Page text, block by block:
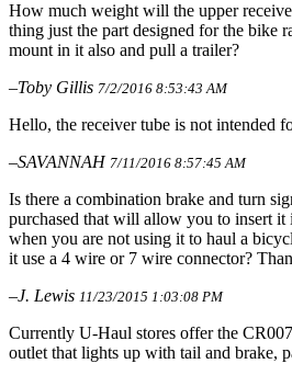
How much weight will the upper
thing just the part designed for the bike
mount in it also and pull a trailer?
–Toby Gillis 7/2/2016 8:53:43 AM
Hello, the receiver tube is not intended
–SAVANNAH 7/11/2016 8:57:45 AM
Is there a combination brake and turn
purchased that will allow you to insert it
when you are not using it to haul a
it use a 4 wire or 7 wire connector?
–J. Lewis 11/23/2015 1:03:08 PM
Currently U-Haul stores offer the
outlet that lights up with tail and brake,